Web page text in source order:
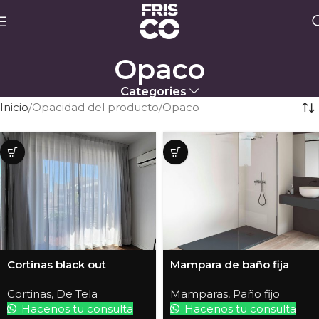
Opaco
Categories
Inicio Opacidad del producto Opaco
Cortinas black out
Cortinas, De Tela
Hacenos tu consulta
Mampara de baño fija
Mamparas, Paño fijo
Hacenos tu consulta